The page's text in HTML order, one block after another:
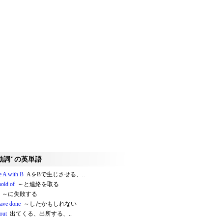
詞"の英単語
A with B AをBで生じさせる、..
of ～と連絡を取る
～に失敗する
done ～したかもしれない
出てくる、出所する、..